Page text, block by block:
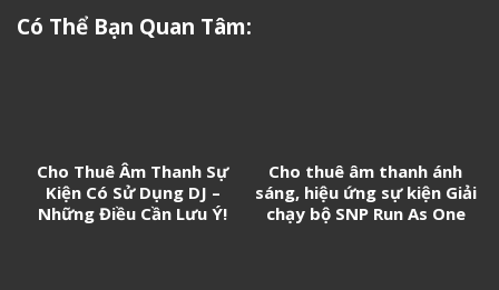
Có Thể Bạn Quan Tâm:
Cho Thuê Âm Thanh Sự
Kiện Có Sử Dụng DJ –
Những Điều Cần Lưu Ý!
Cho thuê âm thanh ánh
sáng, hiệu ứng sự kiện Giải
chạy bộ SNP Run As One